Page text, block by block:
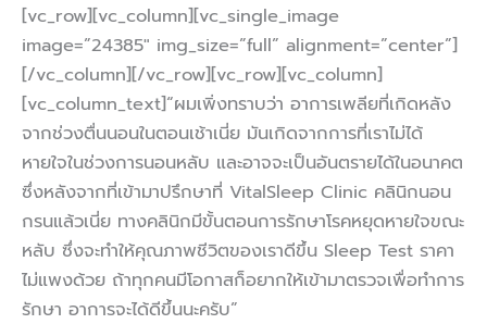
[vc_row][vc_column][vc_single_image
image=”24385″ img_size=”full” alignment=”center”]
[/vc_column][/vc_row][vc_row][vc_column]
[vc_column_text]“ผมเพิ่งทราบว่า อาการเพลียที่เกิดหลัง
จากช่วงตื่นนอนในตอนเช้าเนี่ย มันเกิดจากการที่เราไม่ได้
หายใจในช่วงการนอนหลับ และอาจจะเป็นอันตรายได้ในอนาคต
ซึ่งหลังจากที่เข้ามาปรึกษาที่ VitalSleep Clinic คลินิกนอน
กรนแล้วเนี่ย ทางคลินิกมีขั้นตอนการรักษาโรคหยุดหายใจขณะ
หลับ ซึ่งจะทำให้คุณภาพชีวิตของเราดีขึ้น Sleep Test ราคา
ไม่แพงด้วย ถ้าทุกคนมีโอกาสก็อยากให้เข้ามาตรวจเพื่อทำการ
รักษา อาการจะได้ดีขึ้นนะครับ”